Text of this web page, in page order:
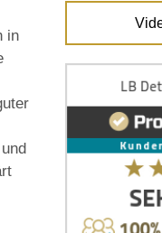
in